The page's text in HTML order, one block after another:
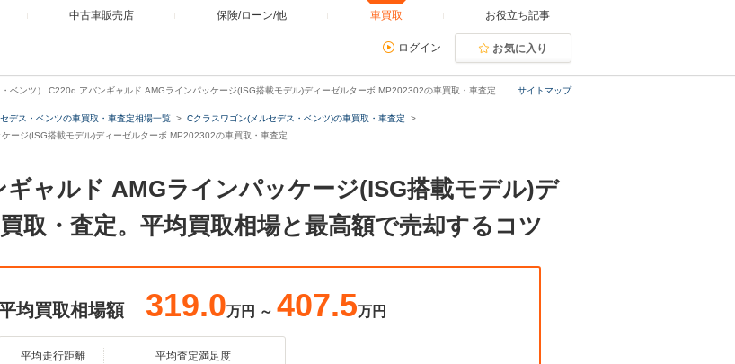
中古車販売店 保険/ローン/他 車買取 お役立ち記事
ログイン お気に入り
サイトマップ
・ベンツ） C220d アバンギャルド AMGラインパッケージ(ISG搭載モデル)ディーゼルターボ MP202302の車買取・車査定
セデス・ベンツの車買取・車査定相場一覧
Cクラスワゴン(メルセデス・ベンツ)の車買取・車査定
ージ(ISG搭載モデル)ディーゼルターボ MP202302の車買取・車査定
ャルド AMGラインパッケージ(ISG搭載モデル)デ
取・査定。平均買取相場と最高額で売却するコツ
均買取相場額 319.0万円 ～ 407.5万円
平均走行距離 平均査定満足度